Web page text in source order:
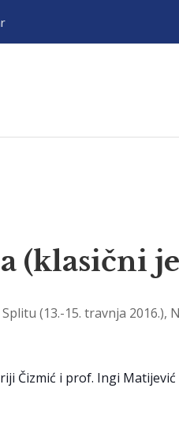
(klasični
(13.-15. travnja
Čizmić i prof. Ingi